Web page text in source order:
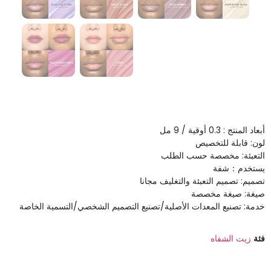
أبعاد المنتج : 0.3 أوقية / 9 مل
لون: قابلة للتخصيص
التعبئة: مخصصة حسب الطلب
يستخدم：شفة
تصميم: تصميم التعبئة والتغليف مجانا
صيغة: صيغة مخصصة
خدمة: تصنيع المعدات الأصلية/تصنيع التصميم الشخصي/التسمية الخاصة
فئة زيت الشفاه